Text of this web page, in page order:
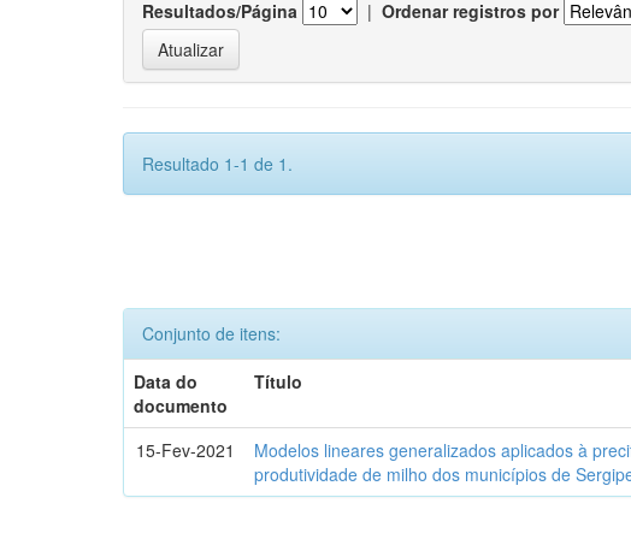
Resultados/Página | Ordenar registros por
Resultado 1-1 de 1.
Conjunto de itens:
Data do
documento
Título
15-Fev-2021
Modelos lineares generalizados aplicados à
produtividade de milho dos municípios de